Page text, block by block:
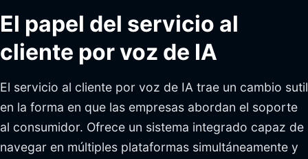
El papel del servicio al
cliente por voz de IA
El servicio al cliente por voz de IA trae un cambio sutil
en la forma en que las empresas abordan el soporte
al consumidor. Ofrece un sistema integrado capaz de
navegar en múltiples plataformas simultáneamente y